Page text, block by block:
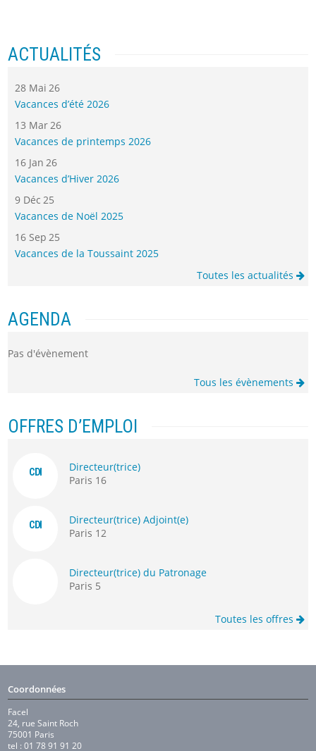
ACTUALITÉS
28 Mai 26
Vacances d’été 2026
13 Mar 26
Vacances de printemps 2026
16 Jan 26
Vacances d’Hiver 2026
9 Déc 25
Vacances de Noël 2025
16 Sep 25
Vacances de la Toussaint 2025
Toutes les actualités
AGENDA
Pas d'évènement
Tous les évènements
OFFRES D’EMPLOI
CDI
Directeur(trice)
Paris 16
CDI
Directeur(trice) Adjoint(e)
Paris 12
Directeur(trice) du Patronage
Paris 5
Toutes les offres
Coordonnées
Facel
24, rue Saint Roch
75001 Paris
tel : 01 78 91 91 20